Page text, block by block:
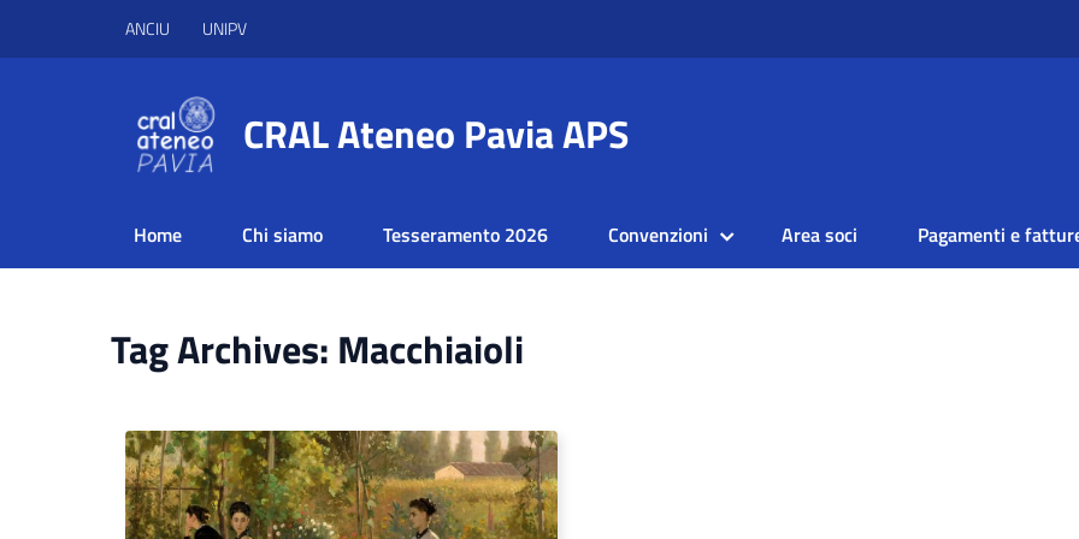
ANCIU UNIPV
CRAL Ateneo Pavia APS
Home Chi siamo Tesseramento 2026 Convenzioni Area soci Pagamenti e
Tag Archives: Macchiaioli